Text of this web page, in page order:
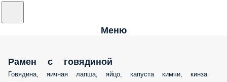
Меню
Рамен с говядиной
Говядина, яичная лапша, яйцо, капуста кимчи, кинза